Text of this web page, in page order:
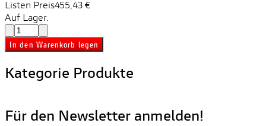
Listen Preis455,43 €
Auf Lager.
In den Warenkorb legen
Kategorie Produkte
Für den Newsletter anmelden!